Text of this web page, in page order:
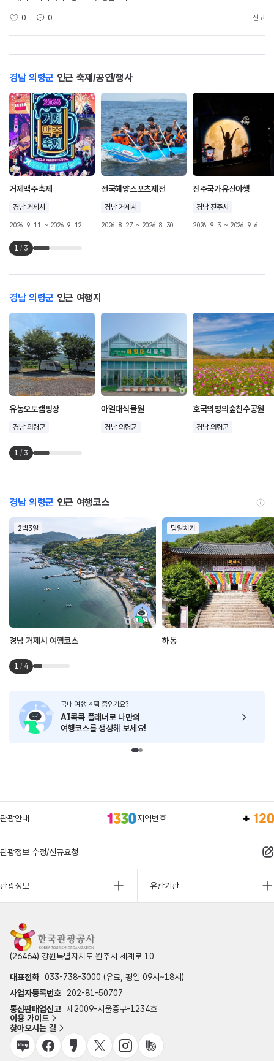
0 0 신고
경남 의령군 인근 축제/공연/행사
거제맥주축제
경남 거제시
2026. 9. 11. ~ 2026. 9. 12.
전국해양스포츠제전
경남 거제시
2026. 8. 27. ~ 2026. 8. 30.
진주국가유산야행
경남 진주시
2026. 9. 3. ~ 2026. 9. 6.
1 / 3
경남 의령군 인근 여행지
유농오토캠핑장
경남 의령군
아열대식물원
경남 의령군
호국의병의숲친수공원
경남 의령군
1 / 3
경남 의령군 인근 여행코스
2박3일
경남 거제시 여행코스
당일치기
하동
1 / 4
국내 여행 계획 중인가요?
AI콕콕 플래너로 나만의
여행코스를 생성해 보세요!
관광안내 지역번호
관광정보 수정/신규요청
관광정보 유관기관
(26464) 강원특별자치도 원주시 세계로 10
대표전화 033-738-3000 (유료, 평일 09시~18시)
사업자등록번호
202-81-50707
통신판매업신고 제2009-서울중구-1234호
이용 가이드
찾아오시는 길